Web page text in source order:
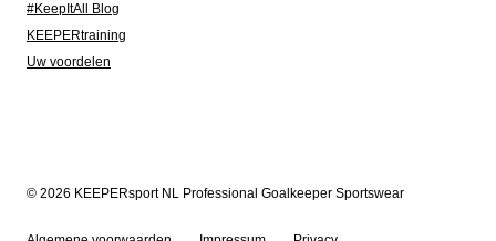
#KeepItAll Blog
KEEPERtraining
Uw voordelen
© 2026 KEEPERsport NL Professional Goalkeeper Sportswear